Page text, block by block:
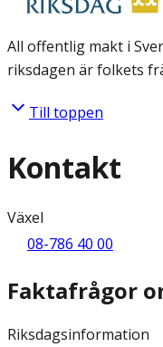
All offentlig makt i
riksdagen är folkets
Till toppen
Kontakt
Växel
08-786 40 00
Faktafrågor
Riksdagsinformation